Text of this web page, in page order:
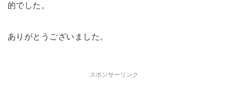
的でした。
ありがとうございました。
スポンサーリンク